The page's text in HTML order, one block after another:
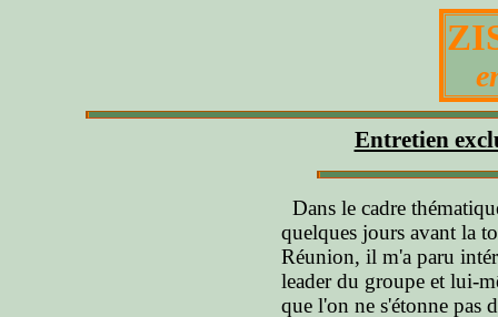
Entretien
Dans le cadre
quelques jours avant la
Réunion, il m'a paru
leader du groupe et lui-
que l'on ne s'étonne pas